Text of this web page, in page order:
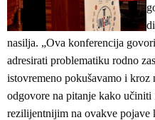
nasilja. „Ova konferencija
adresirati problematiku rodno
istovremeno pokušavamo i kroz
odgovore na pitanje kako
rezilijentnijim na ovakve pojave